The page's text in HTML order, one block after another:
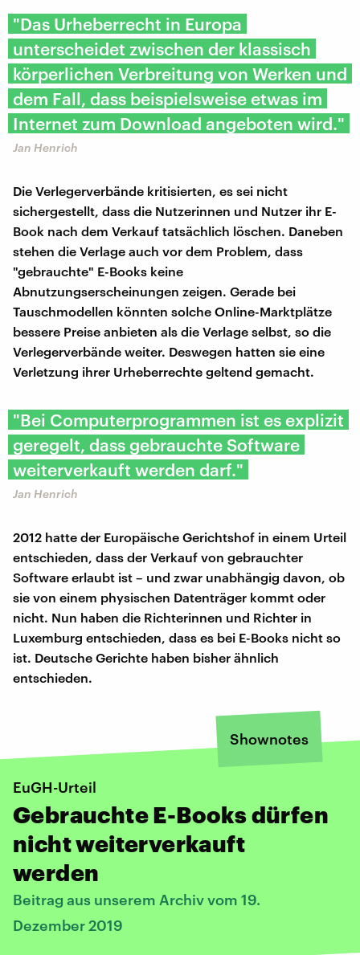
"Das Urheberrecht in Europa
unterscheidet zwischen der klassisch
körperlichen Verbreitung von Werken und
dem Fall, dass beispielsweise etwas im
Internet zum Download angeboten wird."
Jan Henrich
Die Verlegerverbände kritisierten, es sei nicht
sichergestellt, dass die Nutzerinnen und Nutzer ihr E-
Book nach dem Verkauf tatsächlich löschen. Daneben
stehen die Verlage auch vor dem Problem, dass
"gebrauchte" E-Books keine
Abnutzungserscheinungen zeigen. Gerade bei
Tauschmodellen könnten solche Online-Marktplätze
bessere Preise anbieten als die Verlage selbst, so die
Verlegerverbände weiter. Deswegen hatten sie eine
Verletzung ihrer Urheberrechte geltend gemacht.
"Bei Computerprogrammen ist es explizit
geregelt, dass gebrauchte Software
weiterverkauft werden darf."
Jan Henrich
2012 hatte der Europäische Gerichtshof in einem Urteil
entschieden, dass der Verkauf von gebrauchter
Software erlaubt ist – und zwar unabhängig davon, ob
sie von einem physischen Datenträger kommt oder
nicht. Nun haben die Richterinnen und Richter in
Luxemburg entschieden, dass es bei E-Books nicht so
ist. Deutsche Gerichte haben bisher ähnlich
entschieden.
Shownotes
EuGH-Urteil
Gebrauchte E-Books dürfen
nicht weiterverkauft
werden
Beitrag aus unserem Archiv vom 19.
Dezember 2019